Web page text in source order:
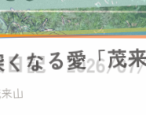
なる愛「茂
山